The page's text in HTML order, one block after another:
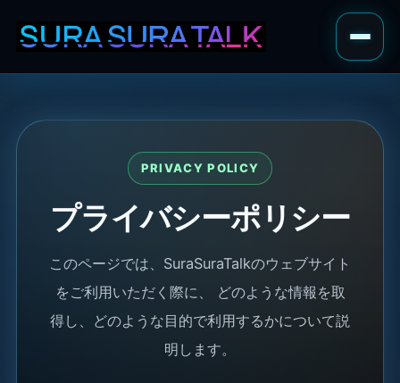
PRIVACY POLICY
プライバシーポリシー
このページでは、SuraSuraTalkのウェブサイト
をご利用いただく際に、 どのような情報を取
得し、どのような目的で利用するかについて説
明します。